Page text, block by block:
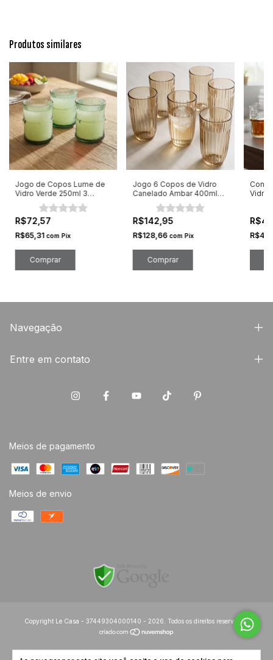
Produtos similares
Jogo de Copos Lume de
Vidro Verde 250ml 3
Unidades
R$72,57
R$65,31 com Pix
Jogo 6 Copos de Vidro
Canelado Ambar 400ml
Athena Gold
R$142,95
R$128,66 com Pix
Vidro
Navegação
Entre em contato
Meios de pagamento
Meios de envio
Copyright Le Casa - 37449304000140 - 2026. Todos os direitos reservados.